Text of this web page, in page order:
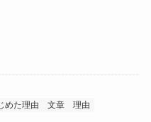
めた理由 文章 理由